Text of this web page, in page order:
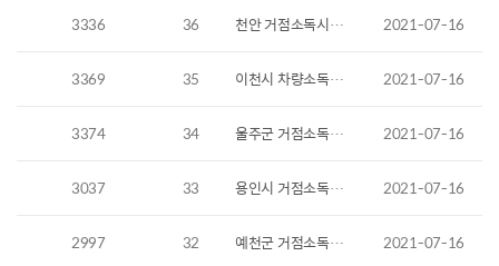
3336 36 천안 거점소독시설 - 설치사례 2021-07-16
3369 35 이천시 차량소독기 - 설치사례 2021-07-16
3374 34 울주군 거점소독시설 - 설치사례 2021-07-16
3037 33 용인시 거점소독기 - 설치사례 2021-07-16
2997 32 예천군 거점소독기 - 설치사례 2021-07-16